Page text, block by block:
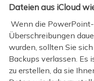
Dateien aus iCloud
Wenn die
Überschreibungen
wurden, sollten Sie
Backups verlassen. Es
zu erstellen, da sie